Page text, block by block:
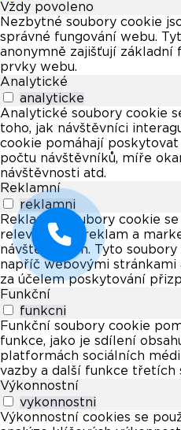
Vždy povoleno
Nezbytné soubory cookie
správné fungování webu.
anonymně zajišťují základní
prvky webu.
Analytické
analyticke
Analytické soubory cookie
toho, jak návštěvníci
cookie pomáhají
počtu návštěvníků, míře
návštěvnosti atd.
Reklamní
reklamni
Reklamní soubory cookie
relevantních reklam a
návštěvníkům. Tyto
napříč webovými stránkami
za účelem poskytování
Funkční
funkcni
Funkční soubory cookie
funkce, jako je sdílení
platformách sociálních
vazby a další funkce třetích
Výkonnostní
vykonnostni
Výkonnostní cookies se